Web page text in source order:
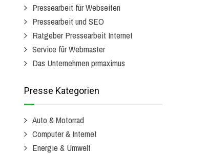
Pressearbeit für Webseiten
Pressearbeit und SEO
Ratgeber Pressearbeit Internet
Service für Webmaster
Das Unternehmen prmaximus
Presse Kategorien
Auto & Motorrad
Computer & Internet
Energie & Umwelt